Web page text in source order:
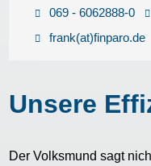
069 - 6062888-0
frank(at)finparo.de
Unsere
Der Volksmund sagt